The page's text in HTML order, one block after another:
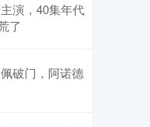
演，40集年代
了
破门，阿诺德